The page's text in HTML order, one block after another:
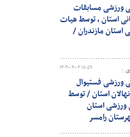
ورزشی مسابقات
استان ، توسط هیات
استان مازندران /
۱۴۰۳-۰۶-۰۶ ۱۸:۵۹ :
فستیوال
استان / توسط
استان
رامسر